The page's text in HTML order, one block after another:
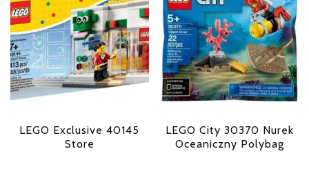
LEGO Exclusive 40145
Store
LEGO City 30370 Nurek
Oceaniczny Polybag